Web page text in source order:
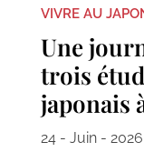
VIVRE AU
Une
trois
japonais
24 - Juin - 2026